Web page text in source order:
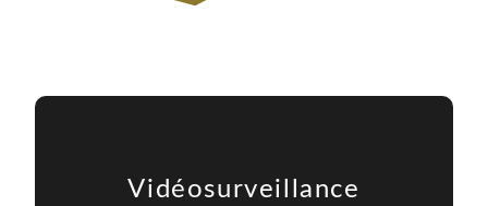
Vidéosurveillance